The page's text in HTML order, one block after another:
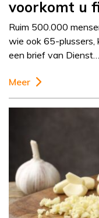
voorkomt u
Ruim 500.000
wie ook 65-plussers,
een brief van Dienst…
Meer